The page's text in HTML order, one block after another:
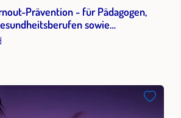
Prävention - für Pädagogen,
sowie